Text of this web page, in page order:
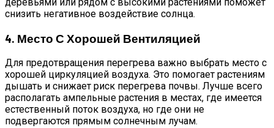
снизить негативное воздействие солнца.
4. Место С Хорошей Вентиляцией
Для предотвращения перегрева важно выбрать место с
хорошей циркуляцией воздуха. Это помогает растениям
дышать и снижает риск перегрева почвы. Лучше всего
располагать ампельные растения в местах, где имеется
естественный поток воздуха, но где они не
подвергаются прямым солнечным лучам.